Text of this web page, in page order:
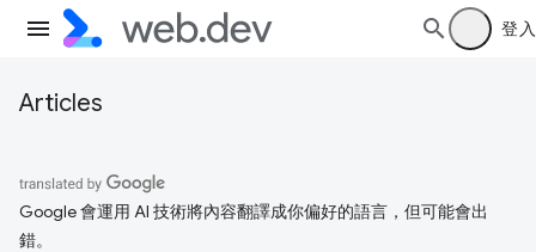
登入
Articles
Google 會運用 AI 技術將內容翻譯成你偏好的語言，但可能會出
錯。